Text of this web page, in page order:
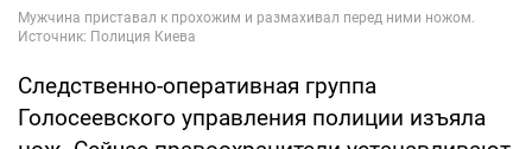
Следственно-оперативная группа
Голосеевского управления полиции изъяла